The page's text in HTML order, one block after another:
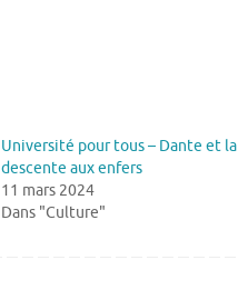
Université pour tous – Dante et la
descente aux enfers
11 mars 2024
Dans "Culture"